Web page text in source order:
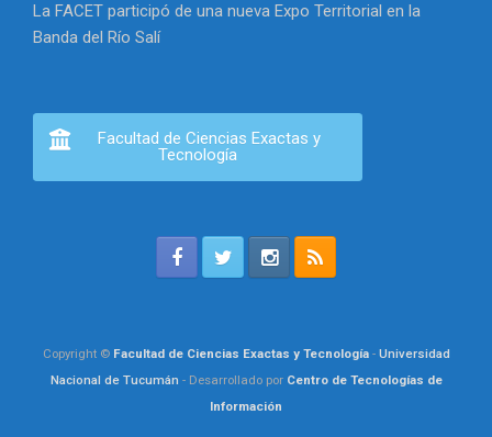
La FACET participó de una nueva Expo Territorial en la
Banda del Río Salí
Facultad de Ciencias Exactas y
Tecnología
Copyright © Facultad de Ciencias Exactas y Tecnología- Universidad
Nacional de Tucumán - Desarrollado por Centro de Tecnologías de
Información